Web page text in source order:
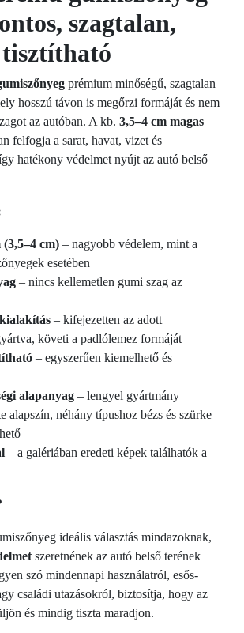
szagtalan,
prémium minőségű, szagtalan
hosszú távon is megőrzi formáját és nem
az autóban. A kb. 3,5–4 cm magas
felfogja a sarat, havat, vizet és
hatékony védelmet nyújt az autó belső
cm) – nagyobb védelem, mint a
esetében
– nincs kellemetlen gumi szag az
– kifejezetten az adott
követi a padlólemez formáját
– egyszerűen kiemelhető és
alapanyag – lengyel gyártmány
alapszín, néhány típushoz bézs és szürke
– a galériában eredeti képek találhatók a
ideális választás mindazoknak,
szeretnének az autó belső terének
szó mindennapi használatról, esős-
családi utazásokról, biztosítja, hogy az
és mindig tiszta maradjon.